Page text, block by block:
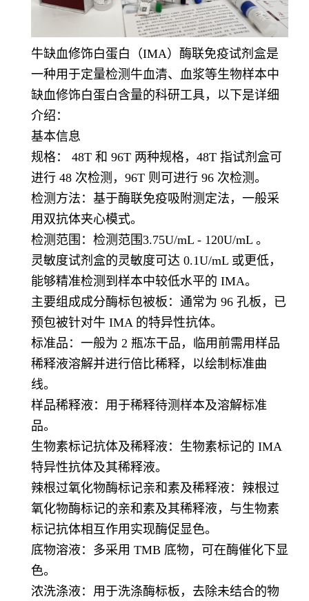
牛缺血修饰白蛋白（IMA）酶联免疫试剂盒是
一种用于定量检测牛血清、血浆等生物样本中
缺血修饰白蛋白含量的科研工具，以下是详细
介绍：
基本信息
规格： 48T 和 96T 两种规格，48T 指试剂盒可
进行 48 次检测，96T 则可进行 96 次检测。
检测方法：基于酶联免疫吸附测定法，一般采
用双抗体夹心模式。
检测范围：检测范围3.75U/mL - 120U/mL 。
灵敏度试剂盒的灵敏度可达 0.1U/mL 或更低，
能够精准检测到样本中较低水平的 IMA。
主要组成成分酶标包被板：通常为 96 孔板，已
预包被针对牛 IMA 的特异性抗体。
标准品：一般为 2 瓶冻干品，临用前需用样品
稀释液溶解并进行倍比稀释，以绘制标准曲
线。
样品稀释液：用于稀释待测样本及溶解标准
品。
生物素标记抗体及稀释液：生物素标记的 IMA
特异性抗体及其稀释液。
辣根过氧化物酶标记亲和素及稀释液：辣根过
氧化物酶标记的亲和素及其稀释液，与生物素
标记抗体相互作用实现酶促显色。
底物溶液：多采用 TMB 底物，可在酶催化下显
色。
浓洗涤液：用于洗涤酶标板，去除未结合的物